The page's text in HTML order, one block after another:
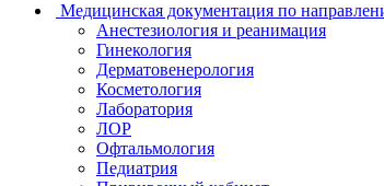
Медицинская документация по
Анестезиология и реанимация
Гинекология
Дерматовенерология
Косметология
Лаборатория
ЛОР
Офтальмология
Педиатрия